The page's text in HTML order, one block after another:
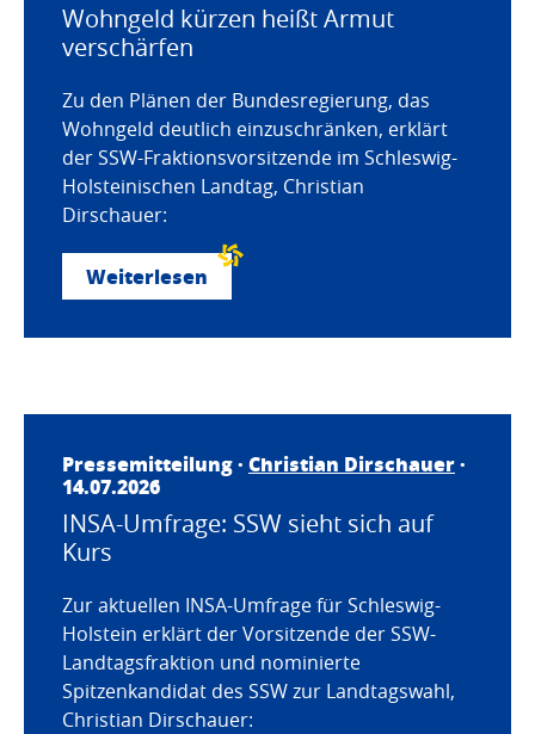
Wohngeld kürzen heißt Armut
verschärfen
Zu den Plänen der Bundesregierung, das
Wohngeld deutlich einzuschränken, erklärt
der SSW-Fraktionsvorsitzende im Schleswig-
Holsteinischen Landtag, Christian
Dirschauer:
Weiterlesen
Pressemitteilung · Christian Dirschauer·
14.07.2026
INSA-Umfrage: SSW sieht sich auf
Kurs
Zur aktuellen INSA-Umfrage für Schleswig-
Holstein erklärt der Vorsitzende der SSW-
Landtagsfraktion und nominierte
Spitzenkandidat des SSW zur Landtagswahl,
Christian Dirschauer: